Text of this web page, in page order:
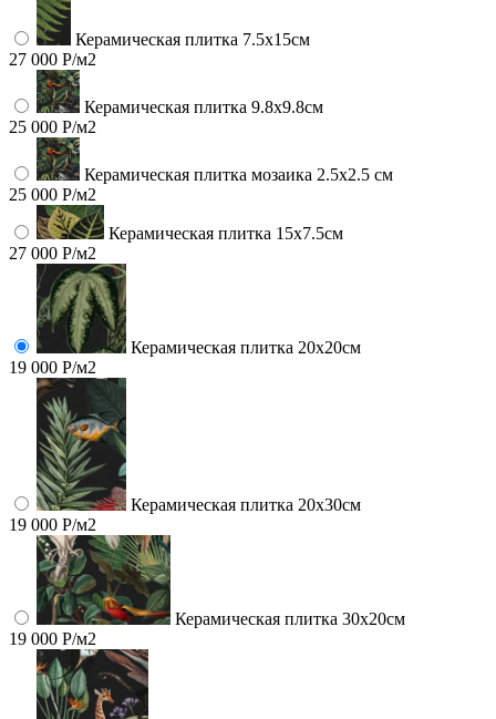
Керамическая плитка 7.5х15см
27 000 Р/м2
Керамическая плитка 9.8x9.8см
25 000 Р/м2
Керамическая плитка мозаика 2.5x2.5 см
25 000 Р/м2
Керамическая плитка 15х7.5см
27 000 Р/м2
Керамическая плитка 20х20см
19 000 Р/м2
Керамическая плитка 20х30см
19 000 Р/м2
Керамическая плитка 30х20см
19 000 Р/м2